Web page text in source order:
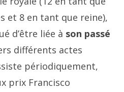
et 8 en tant que reine),
d’être liée à son passé
différents actes
périodiquement,
prix Francisco